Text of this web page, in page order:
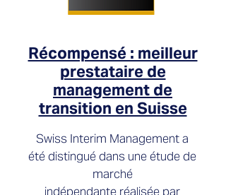
Récompensé : meilleur
prestataire de
management de
transition en Suisse
Swiss Interim Management a
été distingué dans une étude de
marché
indépendante réalisée par